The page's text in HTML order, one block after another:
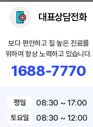
대표상담전화
보다 편안하고 질 높은 진료를
위하여 항상 노력하고 있습니다.
1688-7770
평일 08:30 ~ 17:00
토요일 08:30 ~ 12:00